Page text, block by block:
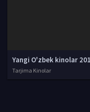
Tarjima Kinolar